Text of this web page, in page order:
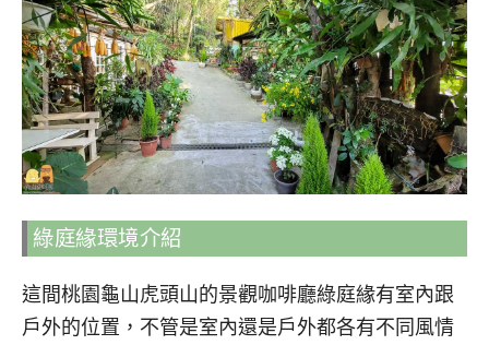
綠庭緣環境介紹
這間桃園龜山虎頭山的景觀咖啡廳綠庭緣有室內跟
戶外的位置，不管是室內還是戶外都各有不同風情